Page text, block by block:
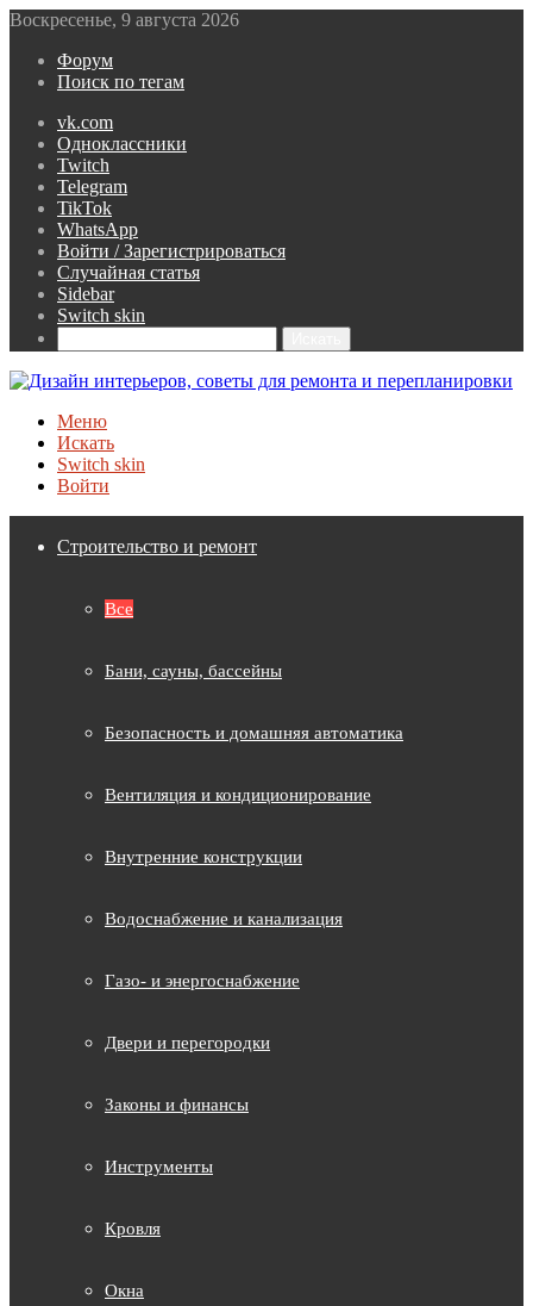
Воскресенье, 9 августа 2026
Форум
Поиск по тегам
vk.com
Одноклассники
Twitch
Telegram
TikTok
WhatsApp
Войти / Зарегистрироваться
Случайная статья
Sidebar
Switch skin
Меню
Искать
Switch skin
Войти
Строительство и ремонт
Все
Бани, сауны, бассейны
Безопасность и домашняя автоматика
Вентиляция и кондиционирование
Внутренние конструкции
Водоснабжение и канализация
Газо- и энергоснабжение
Двери и перегородки
Законы и финансы
Инструменты
Кровля
Окна